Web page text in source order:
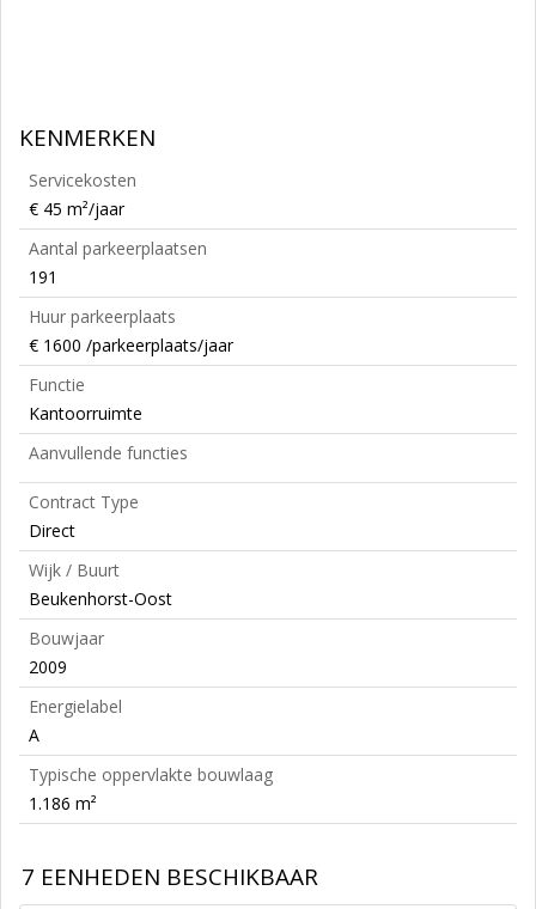
KENMERKEN
Servicekosten
€ 45 m²/jaar
Aantal parkeerplaatsen
191
Huur parkeerplaats
€ 1600 /parkeerplaats/jaar
Functie
Kantoorruimte
Aanvullende functies
Contract Type
Direct
Wijk / Buurt
Beukenhorst-Oost
Bouwjaar
2009
Energielabel
A
Typische oppervlakte bouwlaag
1.186 m²
7 EENHEDEN BESCHIKBAAR